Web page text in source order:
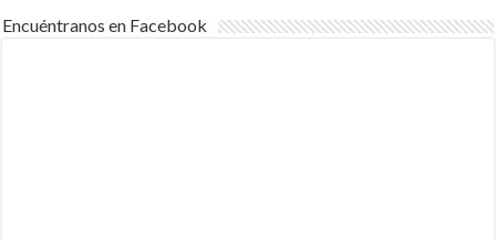
Encuéntranos en Facebook